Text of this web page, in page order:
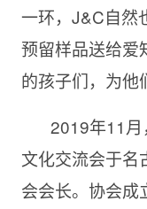
一环，J&C自然
预留样品送给爱
的孩子们，为他
2019年11
文化交流会于名
会会长。协会成